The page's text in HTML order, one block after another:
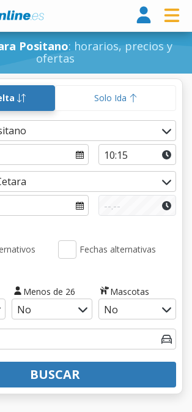
Positano: horarios, precios y
ofertas
Solo Ida
Fechas alternativas
Menos de 26 Mascotas
BUSCAR